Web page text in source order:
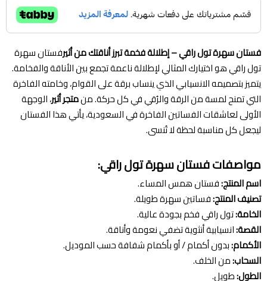
فستان سهرة تول راقي – إطلالة فخمة تبرز أناقتك من أثيرفستان سهرة
تول راقي هو اختيارك المثالي لإطلالة ناعمة تجمع بين الأناقة والفخامة.
يتميز بتصميمه الانسيابي الذي ينساب برقة على القوام، وخامته الفاخرة
التي تمنح لمسة من الرقة والرُقي في كل حركة. منمتجر أثير، الوجهة
الأولى لعاشقات الفساتين الفاخرة في السعودية، يأتي هذا الفستان
ليجعل كل مناسبة لحظة لا تُنسى.
مواصفات فستان سهرة تول راقي:
اسم المنتج:فستان همس المساء.
تصنيف المنتج:فساتين سهرة طويلة.
الخامة:تول راقي فخم بجودة عالية.
القصة:انسيابية أنثوية تضفي نعومة وأناقة.
الأكمام:بدون أكمام / أو بأكمام شفافة حسب الموديل.
السحاب:من الخلف.
الطول:طويل.